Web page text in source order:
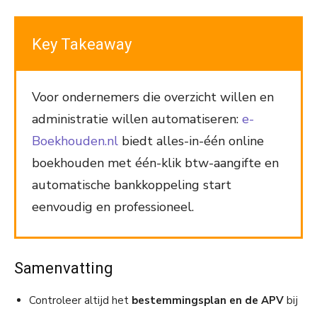
Key Takeaway
Voor ondernemers die overzicht willen en
administratie willen automatiseren: e-
Boekhouden.nl biedt alles-in-één online
boekhouden met één-klik btw-aangifte en
automatische bankkoppeling start
eenvoudig en professioneel.
Samenvatting
Controleer altijd het bestemmingsplan en de APV bij